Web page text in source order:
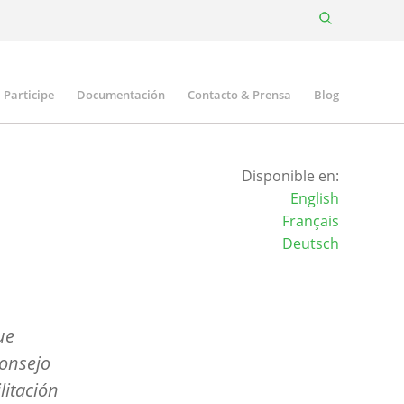
Participe Documentación Contacto & Prensa Blog
Disponible en:
English
Français
Deutsch